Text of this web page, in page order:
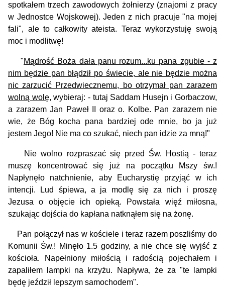
spotkałem trzech zawodowych żołnierzy (znajomi z pracy
w Jednostce Wojskowej). Jeden z nich pracuje "na mojej
fali", ale to całkowity ateista. Teraz wykorzystuję swoją
moc i modlitwę!
"Mądrość Boża dała panu rozum...ku pana zgubie - z
nim będzie pan błądził po świecie, ale nie będzie można
nic zarzucić Przedwiecznemu, bo otrzymał pan zarazem
wolną wolę, wybieraj: - tutaj Saddam Husejn i Gorbaczow,
a zarazem Jan Paweł II oraz o. Kolbe. Pan zarazem nie
wie, że Bóg kocha pana bardziej ode mnie, bo ja już
jestem Jego! Nie ma co szukać, niech pan idzie za mną!"
Nie wolno rozpraszać się przed Św. Hostią - teraz
muszę koncentrować się już na początku Mszy św.!
Napłynęło natchnienie, aby Eucharystię przyjąć w ich
intencji. Lud śpiewa, a ja modlę się za nich i proszę
Jezusa o objęcie ich opieką. Powstała więź miłosna,
szukając dojścia do kapłana natknąłem się na żonę.
Pan połączył nas w kościele i teraz razem poszliśmy do
Komunii Św.! Minęło 1.5 godziny, a nie chce się wyjść z
kościoła. Napełniony miłością i radością pojechałem i
zapaliłem lampki na krzyżu. Napływa, że za "te lampki
będę jeździł lepszym samochodem".